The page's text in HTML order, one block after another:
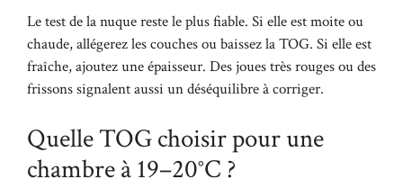
Le test de la nuque reste le plus fiable. Si elle est moite ou
chaude, allégerez les couches ou baissez la TOG. Si elle est
fraîche, ajoutez une épaisseur. Des joues très rouges ou des
frissons signalent aussi un déséquilibre à corriger.
Quelle TOG choisir pour une
chambre à 19–20°C ?